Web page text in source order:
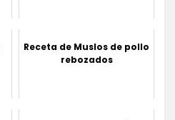
Receta de Muslos de pollo
rebozados